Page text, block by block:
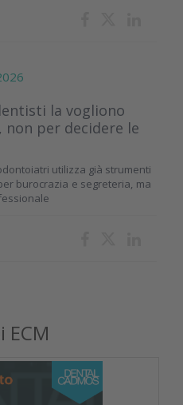
la vogliono
per decidere le
utilizza già strumenti
burocrazia e segreteria, ma
ECM